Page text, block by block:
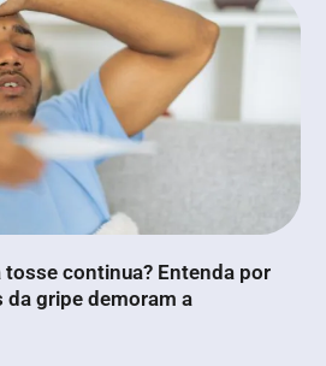
tosse continua? Entenda por
gripe demoram a